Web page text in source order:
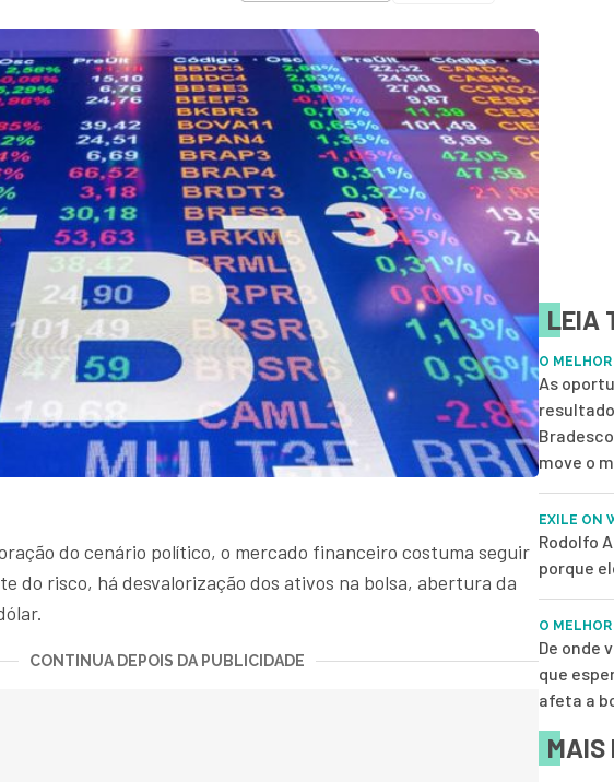
do cenário político, o mercado financeiro costuma seguir
do risco, há desvalorização dos ativos na bolsa, abertura da
CONTINUA DEPOIS DA PUBLICIDADE
LEIA
O
As
move o
EXILE ON
Rodolfo
porque
O
De onde
que
afeta a
MAIS